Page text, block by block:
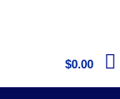
$0.00